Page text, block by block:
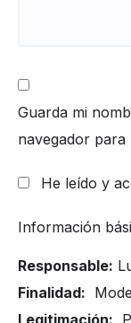
Guarda mi
navegador
He leído y
Información
Responsable:
Finalidad: